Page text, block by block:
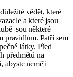
vědět, které
a které jsou
jsou některé
pravidlům. Patří sem
látky. Před
předmětů na
abyste neměli